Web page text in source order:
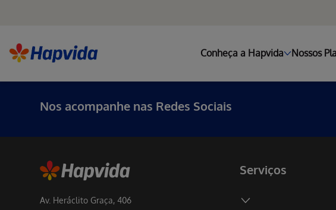
Conheça a Hapvida Nossos
Nos acompanhe nas Redes Sociais
Av. Heráclito Graça, 406
Serviços